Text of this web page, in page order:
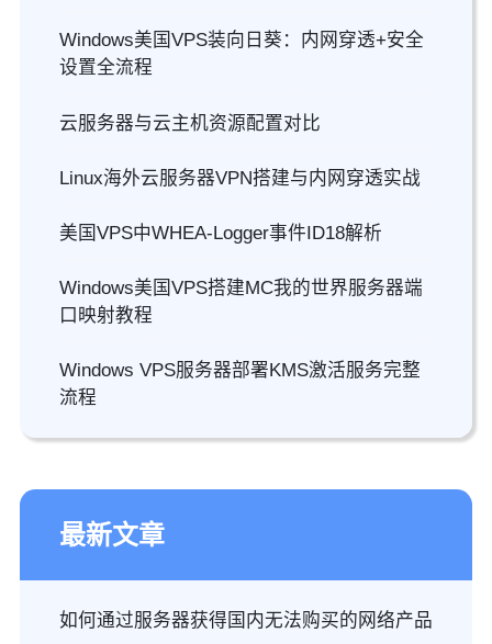
Windows美国VPS装向日葵：内网穿透+安全
设置全流程
云服务器与云主机资源配置对比
Linux海外云服务器VPN搭建与内网穿透实战
美国VPS中WHEA-Logger事件ID18解析
Windows美国VPS搭建MC我的世界服务器端
口映射教程
Windows VPS服务器部署KMS激活服务完整
流程
最新文章
如何通过服务器获得国内无法购买的网络产品